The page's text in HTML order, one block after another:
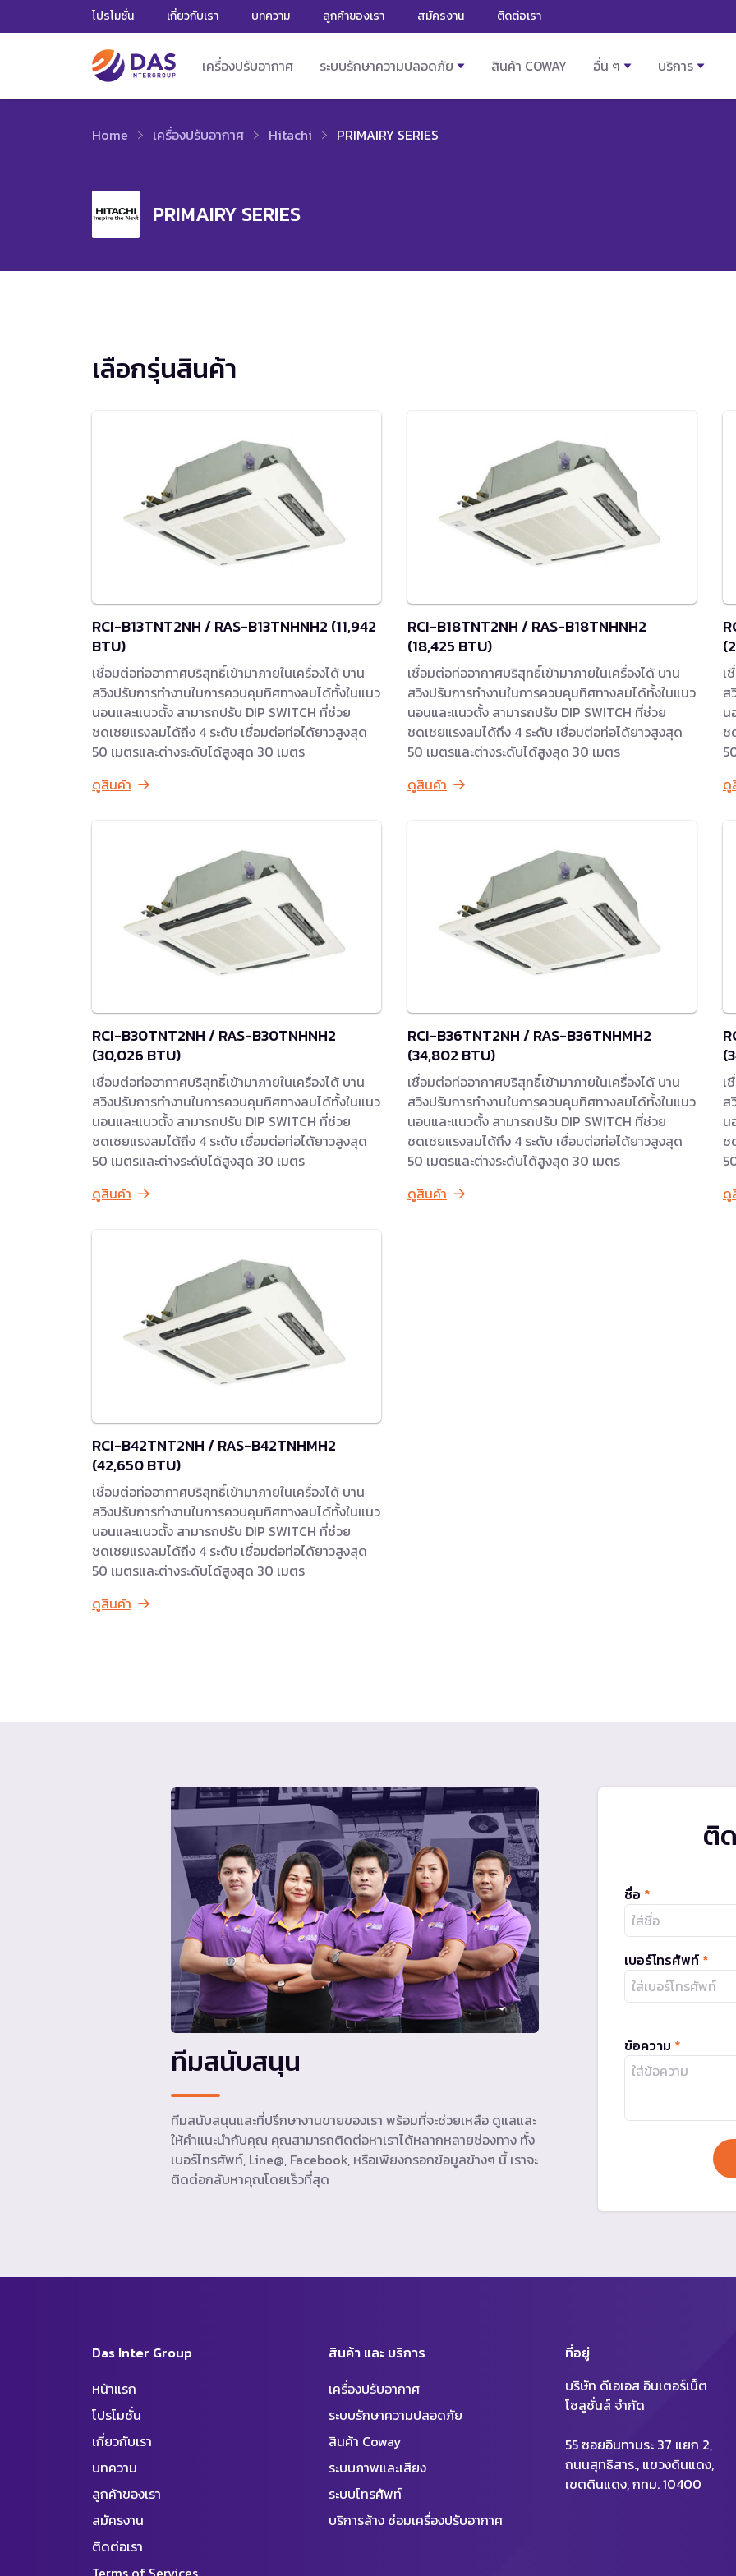
โปรโมชั่น เกี่ยวกับเรา บทความ ลูกค้าของเรา สมัครงาน ติดต่อเรา
เครื่องปรับอากาศ ระบบรักษาความปลอดภัย สินค้า COWAY อื่น ๆ บริการ
Home เครื่องปรับอากาศ Hitachi PRIMAIRY SERIES
PRIMAIRY SERIES
เลือกรุ่นสินค้า
RCI-B13TNT2NH / RAS-B13TNHNH2 (11,942
BTU)
เชื่อมต่อท่ออากาศบริสุทธิ์เข้ามาภายในเครื่องได้ บาน
สวิงปรับการทำงานในการควบคุมทิศทางลมได้ทั้งในแนว
นอนและแนวตั้ง สามารถปรับ DIP SWITCH ที่ช่วย
ชดเชยแรงลมได้ถึง 4 ระดับ เชื่อมต่อท่อได้ยาวสูงสุด
50 เมตรและต่างระดับได้สูงสุด 30 เมตร
ดูสินค้า
RCI-B18TNT2NH / RAS-B18TNHNH2
(18,425 BTU)
เชื่อมต่อท่ออากาศบริสุทธิ์เข้ามาภายในเครื่องได้ บาน
สวิงปรับการทำงานในการควบคุมทิศทางลมได้ทั้งในแนว
นอนและแนวตั้ง สามารถปรับ DIP SWITCH ที่ช่วย
ชดเชยแรงลมได้ถึง 4 ระดับ เชื่อมต่อท่อได้ยาวสูงสุด
50 เมตรและต่างระดับได้สูงสุด 30 เมตร
ดูสินค้า
เ
ส
น
ช
ดู
RCI-B30TNT2NH / RAS-B30TNHNH2
(30,026 BTU)
เชื่อมต่อท่ออากาศบริสุทธิ์เข้ามาภายในเครื่องได้ บาน
สวิงปรับการทำงานในการควบคุมทิศทางลมได้ทั้งในแนว
นอนและแนวตั้ง สามารถปรับ DIP SWITCH ที่ช่วย
ชดเชยแรงลมได้ถึง 4 ระดับ เชื่อมต่อท่อได้ยาวสูงสุด
50 เมตรและต่างระดับได้สูงสุด 30 เมตร
ดูสินค้า
RCI-B36TNT2NH / RAS-B36TNHMH2
(34,802 BTU)
เชื่อมต่อท่ออากาศบริสุทธิ์เข้ามาภายในเครื่องได้ บาน
สวิงปรับการทำงานในการควบคุมทิศทางลมได้ทั้งในแนว
นอนและแนวตั้ง สามารถปรับ DIP SWITCH ที่ช่วย
ชดเชยแรงลมได้ถึง 4 ระดับ เชื่อมต่อท่อได้ยาวสูงสุด
50 เมตรและต่างระดับได้สูงสุด 30 เมตร
ดูสินค้า
เ
ส
น
ช
ดู
RCI-B42TNT2NH / RAS-B42TNHMH2
(42,650 BTU)
เชื่อมต่อท่ออากาศบริสุทธิ์เข้ามาภายในเครื่องได้ บาน
สวิงปรับการทำงานในการควบคุมทิศทางลมได้ทั้งในแนว
นอนและแนวตั้ง สามารถปรับ DIP SWITCH ที่ช่วย
ชดเชยแรงลมได้ถึง 4 ระดับ เชื่อมต่อท่อได้ยาวสูงสุด
50 เมตรและต่างระดับได้สูงสุด 30 เมตร
ดูสินค้า
ติ
ชื่อ *
เบอร์โทรศัพท์ *
ข้อความ *
ทีมสนับสนุน
ทีมสนับสนุนและที่ปรึกษางานขายของเรา พร้อมที่จะช่วยเหลือ ดูแลและ
ให้คำแนะนำกับคุณ คุณสามารถติดต่อหาเราได้หลากหลายช่องทาง ทั้ง
เบอร์โทรศัพท์, Line@, Facebook, หรือเพียงกรอกข้อมูลข้างๆ นี้ เราจะ
ติดต่อกลับหาคุณโดยเร็วที่สุด
Das Inter Group
หน้าแรก
โปรโมชั่น
เกี่ยวกับเรา
บทความ
ลูกค้าของเรา
สมัครงาน
ติดต่อเรา
สินค้า และ บริการ
เครื่องปรับอากาศ
ระบบรักษาความปลอดภัย
สินค้า Coway
ระบบภาพและเสียง
ระบบโทรศัพท์
บริการล้าง ซ่อมเครื่องปรับอากาศ
ที่อยู่
บริษัท ดีเอเอส อินเตอร์เน็ต
โซลูชั่นส์ จำกัด
55 ซอยอินทามระ 37 แยก 2,
ถนนสุทธิสาร., แขวงดินแดง,
เขตดินแดง, กทม. 10400